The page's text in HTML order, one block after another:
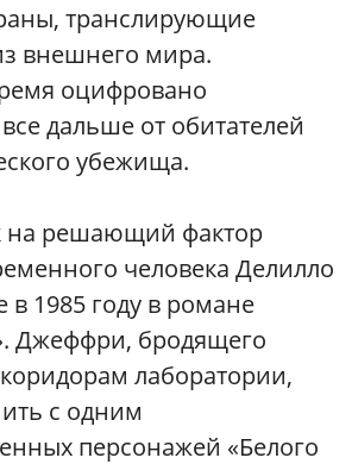
транслирующие
внешнего мира.
оцифровано
дальше от обитателей
убежища.
на решающий фактор
человека Делилло
в 1985 году в романе
Джеффри, бродящего
лаборатории,
с одним
персонажей «Белого